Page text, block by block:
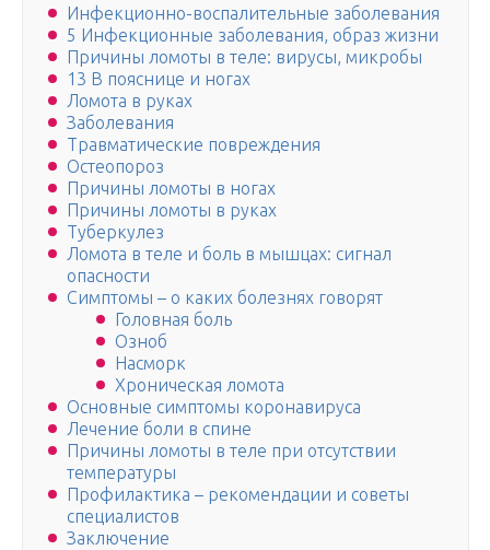
Инфекционно-воспалительные заболевания
5 Инфекционные заболевания, образ жизни
Причины ломоты в теле: вирусы, микробы
13 В пояснице и ногах
Ломота в руках
Заболевания
Травматические повреждения
Остеопороз
Причины ломоты в ногах
Причины ломоты в руках
Туберкулез
Ломота в теле и боль в мышцах: сигнал
опасности
Симптомы – о каких болезнях говорят
Головная боль
Озноб
Насморк
Хроническая ломота
Основные симптомы коронавируса
Лечение боли в спине
Причины ломоты в теле при отсутствии
температуры
Профилактика – рекомендации и советы
специалистов
Заключение